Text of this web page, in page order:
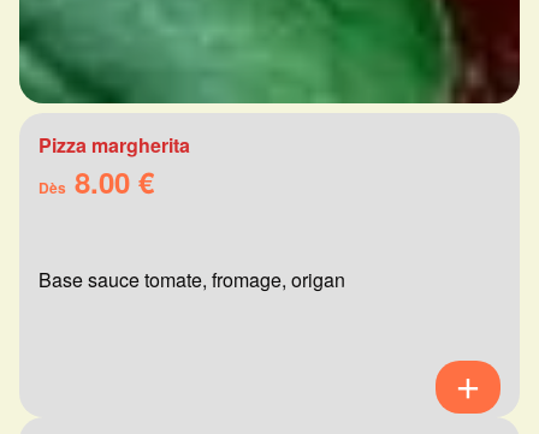
Pizza margherita
Dès 8.00 €
Base sauce tomate, fromage, origan